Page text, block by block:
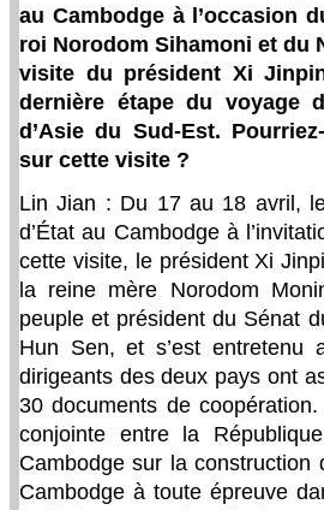
au Cambodge à l’occasion
roi Norodom Sihamoni et du
visite du président Xi
dernière étape du voyage
d’Asie du Sud-Est.
sur cette visite ?
Lin Jian : Du 17 au 18 avril,
d’État au Cambodge à
cette visite, le président Xi
la reine mère Norodom
peuple et président du Sénat
Hun Sen, et s’est entretenu
dirigeants des deux pays ont
30 documents de
conjointe entre la
Cambodge sur la construction
Cambodge à toute épreuve